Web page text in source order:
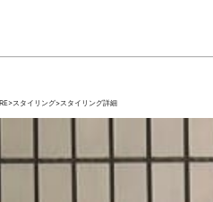
>スタイリング>スタイリング詳細